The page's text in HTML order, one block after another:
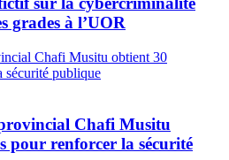
grades à l’UOR
Chafi Musitu
pour renforcer la sécurité